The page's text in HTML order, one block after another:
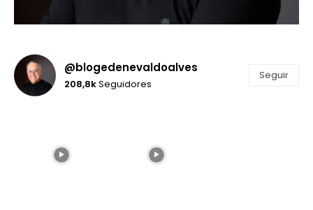
@blogedenevaldoalves
208,8kSeguidores
Seguir